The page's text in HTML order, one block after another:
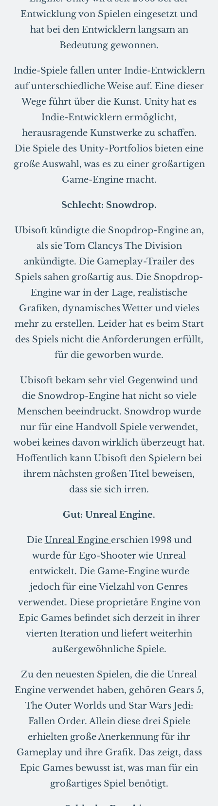
Entwicklung von Spielen eingesetzt und
hat bei den Entwicklern langsam an
Bedeutung gewonnen.
Indie-Spiele fallen unter Indie-Entwicklern
auf unterschiedliche Weise auf. Eine dieser
Wege führt über die Kunst. Unity hat es
Indie-Entwicklern ermöglicht,
herausragende Kunstwerke zu schaffen.
Die Spiele des Unity-Portfolios bieten eine
große Auswahl, was es zu einer großartigen
Game-Engine macht.
Schlecht: Snowdrop.
Ubisoftkündigte die Snopdrop-Engine an,
als sie Tom Clancys The Division
ankündigte. Die Gameplay-Trailer des
Spiels sahen großartig aus. Die Snopdrop-
Engine war in der Lage, realistische
Grafiken, dynamisches Wetter und vieles
mehr zu erstellen. Leider hat es beim Start
des Spiels nicht die Anforderungen erfüllt,
für die geworben wurde.
Ubisoft bekam sehr viel Gegenwind und
die Snowdrop-Engine hat nicht so viele
Menschen beeindruckt. Snowdrop wurde
nur für eine Handvoll Spiele verwendet,
wobei keines davon wirklich überzeugt hat.
Hoffentlich kann Ubisoft den Spielern bei
ihrem nächsten großen Titel beweisen,
dass sie sich irren.
Gut: Unreal Engine.
Die Unreal Engine erschien 1998 und
wurde für Ego-Shooter wie Unreal
entwickelt. Die Game-Engine wurde
jedoch für eine Vielzahl von Genres
verwendet. Diese proprietäre Engine von
Epic Games befindet sich derzeit in ihrer
vierten Iteration und liefert weiterhin
außergewöhnliche Spiele.
Zu den neuesten Spielen, die die Unreal
Engine verwendet haben, gehören Gears 5,
The Outer Worlds und Star Wars Jedi:
Fallen Order. Allein diese drei Spiele
erhielten große Anerkennung für ihr
Gameplay und ihre Grafik. Das zeigt, dass
Epic Games bewusst ist, was man für ein
großartiges Spiel benötigt.